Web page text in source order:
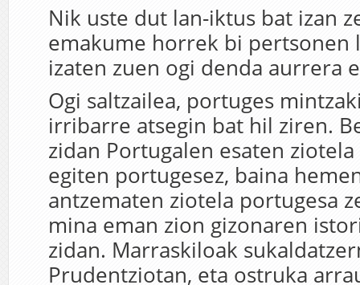
Nik uste dut lan-iktus bat izan
emakume horrek bi pertsonen
izaten zuen ogi denda aurrera
Ogi saltzailea, portuges
irribarre atsegin bat hil ziren.
zidan Portugalen esaten
egiten portugesez, baina
antzematen ziotela portugesa
mina eman zion gizonaren
zidan. Marraskiloak
Prudentziotan, eta ostruka